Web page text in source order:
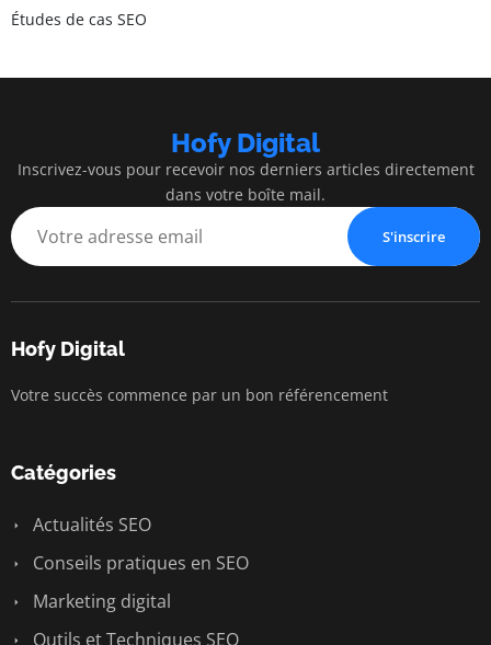
Études de cas SEO
Hofy Digital
Inscrivez-vous pour recevoir nos derniers articles directement
dans votre boîte mail.
S'inscrire
Hofy Digital
Votre succès commence par un bon référencement
Catégories
Actualités SEO
Conseils pratiques en SEO
Marketing digital
Outils et Techniques SEO